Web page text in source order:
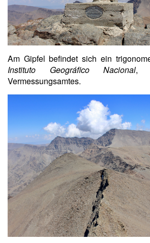
Am Gipfel befindet sich ein
Instituto Geográfico Nacional,
Vermessungsamtes.